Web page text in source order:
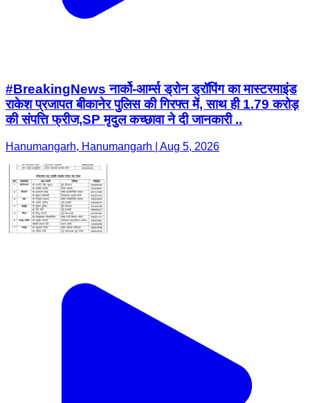
#BreakingNews नार्को-आर्म्स ड्रोन ड्रॉपिंग का मास्टरमाइंड
राकेश प्रजापत बीकानेर पुलिस की गिरफ्त में, साथ ही 1.79 करोड़
की संपत्ति फ्रीज,SP मृदुल कच्छावा ने दी जानकारी ..
Hanumangarh, Hanumangarh | Aug 5, 2026